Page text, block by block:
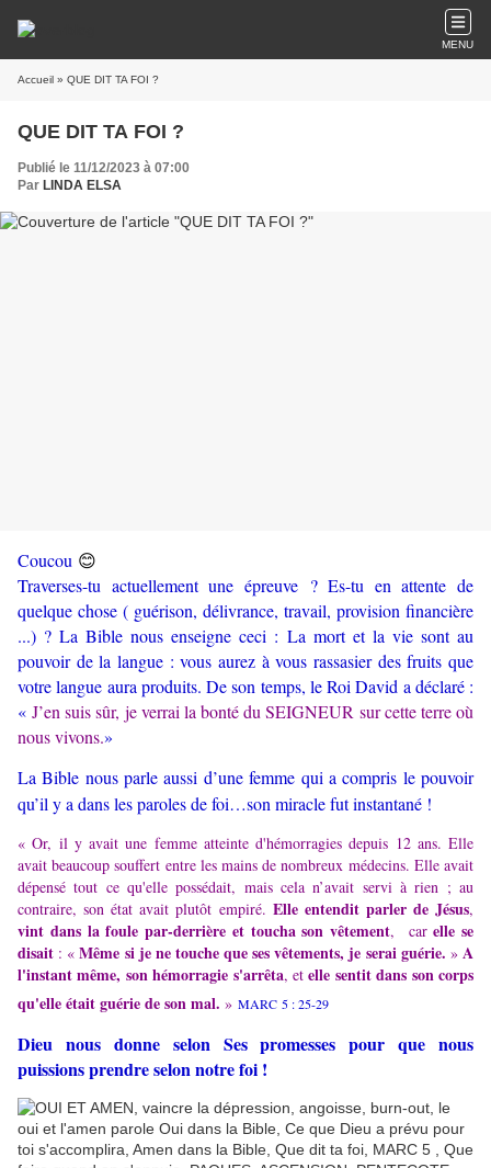
MENU
Accueil » QUE DIT TA FOI ?
QUE DIT TA FOI ?
Publié le 11/12/2023 à 07:00
Par LINDA ELSA
Coucou 😊
Traverses-tu actuellement une épreuve ? Es-tu en attente de
quelque chose ( guérison, délivrance, travail, provision financière
...) ? La Bible nous enseigne ceci : La mort et la vie sont au
pouvoir de la langue : vous aurez à vous rassasier des fruits que
votre langue aura produits. De son temps, le Roi David a déclaré :
«J’en suis sûr, je verrai la bonté du SEIGNEUR sur cette terre où
nous vivons.»
La Bible nous parle aussi d’une femme qui a compris le pouvoir
qu’il y a dans les paroles de foi…son miracle fut instantané !
« Or, il y avait une femme atteinte d'hémorragies depuis 12 ans. Elle
avait beaucoup souffert entre les mains de nombreux médecins. Elle avait
dépensé tout ce qu'elle possédait, mais cela n’avait servi à rien ; au
contraire, son état avait plutôt empiré. Elle entendit parler de Jésus,
vint dans la foule par-derrière et toucha son vêtement, carelle se
disait : «Même si je ne touche que ses vêtements, je serai guérie. »A
l'instant même, son hémorragie s'arrêta, etelle sentit dans son corps
qu'elle était guérie de son mal. » MARC 5 : 25-29
Dieu nous donne selon Ses promesses pour que nous
puissions prendre selon notre foi !